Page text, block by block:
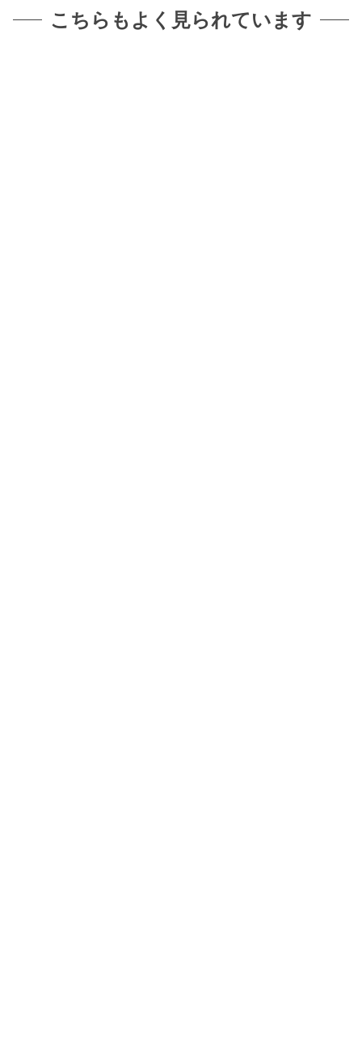
こちらもよく見られています